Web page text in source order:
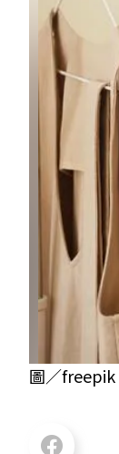
圖／freepik